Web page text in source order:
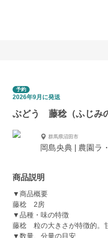
予約
2026年9月に発送
ぶどう 藤稔（ふじみ
群馬県沼田市
岡島央典 | 農園ラ
商品説明
▼商品概要
藤稔 2房
▼品種・味の特徴
藤稔 粒の大きさが特徴的。
▼数量、分量の目安